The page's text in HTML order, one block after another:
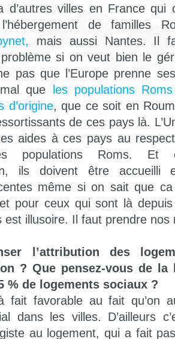
d’autres villes en France qui
de familles
mais aussi Nantes. Il
problème si on veut bien le
pas que l’Europe prenne
que
les populations
d’origine, que ce soit en
de ces pays là.
aides à ces pays au
populations Roms. Et
ils doivent être
même si on sait que
pour ceux qui sont là
est illusoire. Il faut prendre nos
l’attribution des
? Que pensez-vous de
% de logements sociaux ?
fait favorable au fait qu’on
dans les villes. D’ailleurs
au logement, qui a fait